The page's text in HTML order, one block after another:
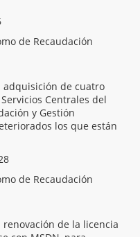
de Recaudación
adquisición de cuatro
Centrales del
y Gestión
los que están
de Recaudación
de la licencia